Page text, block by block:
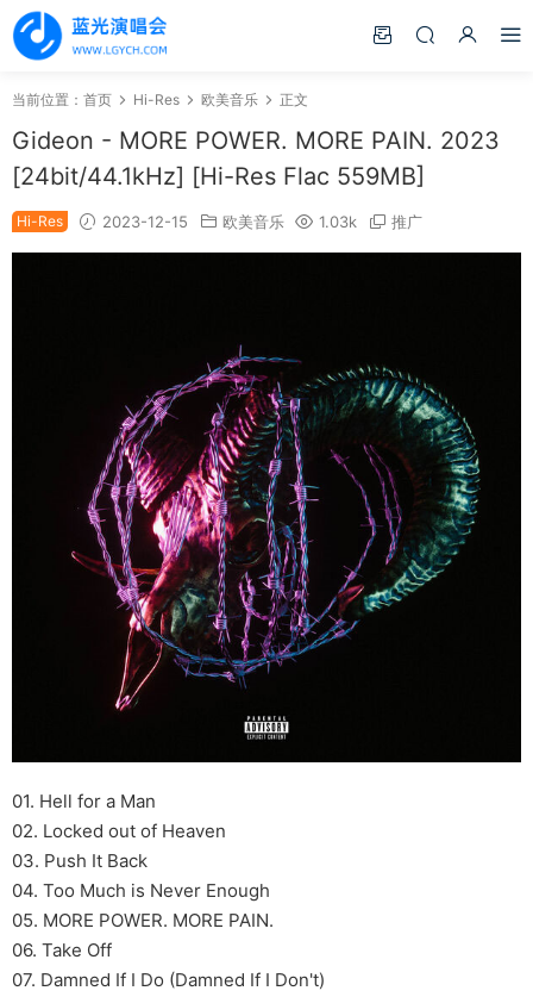
当前位置： 首页 Hi-Res 欧美音乐 正文
Gideon - MORE POWER. MORE PAIN. 2023
[24bit/44.1kHz] [Hi-Res Flac 559MB]
Hi-Res 2023-12-15 欧美音乐 1.03k 推广
01. Hell for a Man
02. Locked out of Heaven
03. Push It Back
04. Too Much is Never Enough
05. MORE POWER. MORE PAIN.
06. Take Off
07. Damned If I Do (Damned If I Don't)